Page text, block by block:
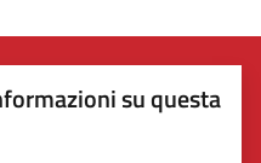
su questa